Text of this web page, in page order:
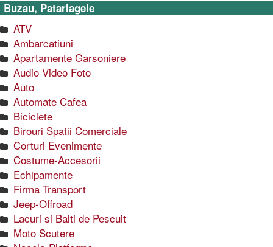
BLOG
CONTACT
Buzau, Patarlagele
ATV
Ambarcatiuni
Apartamente Garsoniere
Audio Video Foto
Auto
Automate Cafea
Biciclete
Birouri Spatii Comerciale
Corturi Evenimente
Costume-Accesorii
Echipamente
Firma Transport
Jeep-Offroad
Lacuri si Balti de Pescuit
Moto Scutere